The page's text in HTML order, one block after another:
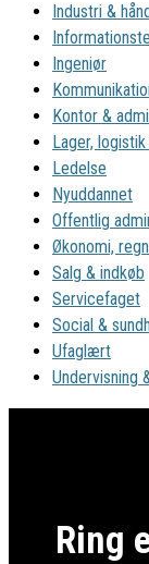
Industri &
Ingeniør
Kontor &
Lager,
Ledelse
Nyuddannet
Offentlig
Økonomi,
Salg & indkøb
Servicefaget
Social &
Ufaglært
Undervisning
Ring